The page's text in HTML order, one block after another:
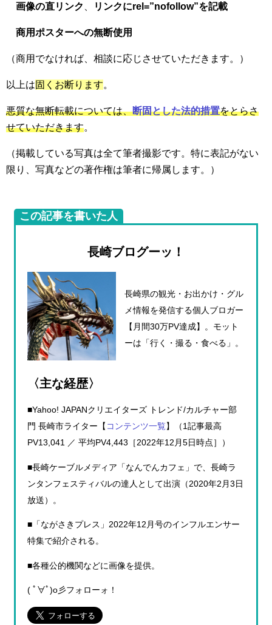
画像の直リンク リンクにrel=”nofollow”を記載
商用ポスターへの無断使用
（商用でなければ、相談に応じさせていただきます。）
以上は固くお断ります。
悪質な無断転載については、断固とした法的措置をとらさ
せていただきます。
（掲載している写真は全て筆者撮影です。特に表記がない
限り、写真などの著作権は筆者に帰属します。）
この記事を書いた人
長崎ブログーッ！
長崎県の観光・お出かけ・グル
メ情報を発信する個人ブロガー
【月間30万PV達成】。モット
ーは「行く・撮る・食べる」。
〈主な経歴〉
■Yahoo! JAPANクリエイターズ トレンド/カルチャー部
門 長崎市ライター【 コンテンツ一覧】（1記事最高
PV13,041 ／ 平均PV4,443［2022年12月5日時点］）
■長崎ケーブルメディア「なんでんカフェ」で、長崎ラ
ンタンフェスティバルの達人として出演（2020年2月3日
放送）。
■「ながさきプレス」2022年12月号のインフルエンサー
特集で紹介される。
■各種公的機関などに画像を提供。
( ﾟ∀ﾟ)o彡フォローォ！